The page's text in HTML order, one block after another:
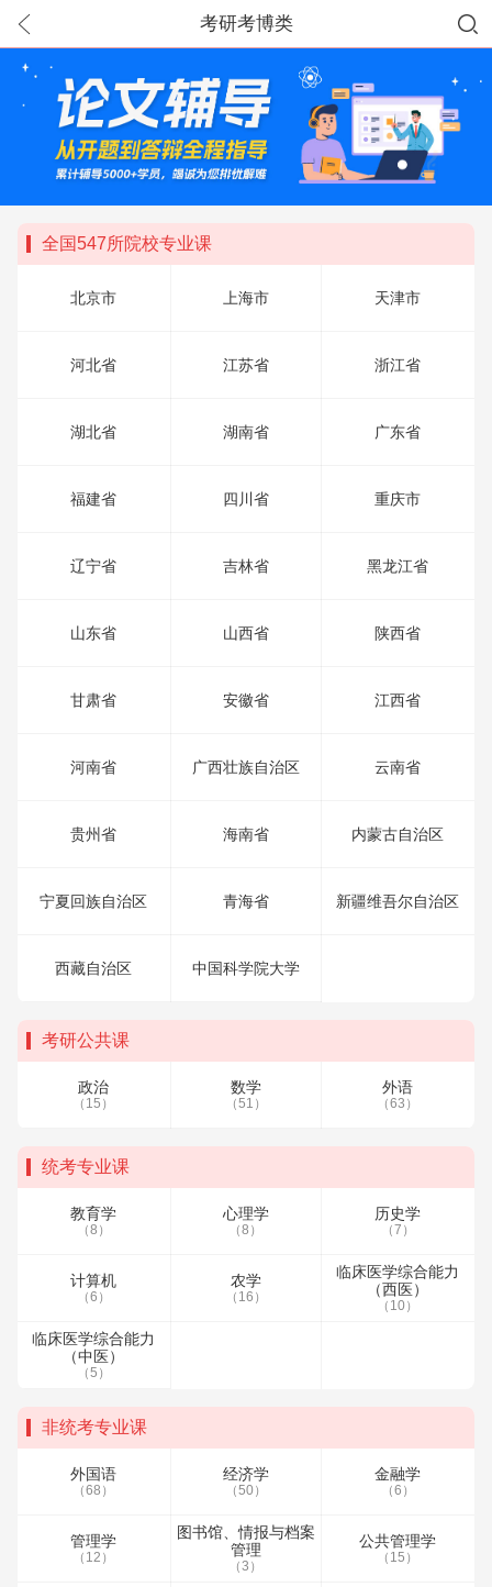
考研考博类
全国547所院校专业课
北京市 上海市 天津市
河北省 江苏省 浙江省
湖北省 湖南省 广东省
福建省 四川省 重庆市
辽宁省 吉林省 黑龙江省
山东省 山西省 陕西省
甘肃省 安徽省 江西省
河南省 广西壮族自治区 云南省
贵州省 海南省 内蒙古自治区
宁夏回族自治区 青海省 新疆维吾尔自治区
西藏自治区 中国科学院大学
考研公共课
政治
（15）
数学
（51）
外语
（63）
统考专业课
教育学
（8）
心理学
（8）
历史学
（7）
计算机
（6）
农学
（16）
临床医学综合能力
（西医）
（10）
临床医学综合能力
（中医）
（5）
非统考专业课
外国语
（68）
经济学
（50）
金融学
（6）
管理学
（12）
图书馆、情报与档案
管理
（3）
公共管理学
（15）